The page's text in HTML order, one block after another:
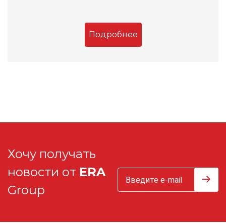
Подробнее
Хочу получать
новости от ERA
Group